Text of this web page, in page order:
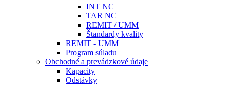
INT NC
TAR NC
REMIT / UMM
Štandardy kvality
REMIT - UMM
Program súladu
Obchodné a prevádzkové údaje
Kapacity
Odstávky